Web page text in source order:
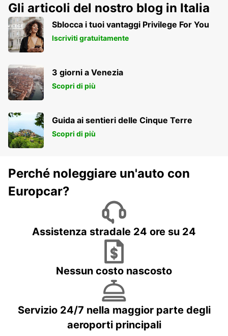
Gli articoli del nostro blog in Italia
Sblocca i tuoi vantaggi Privilege For You
Iscriviti gratuitamente
3 giorni a Venezia
Scopri di più
Guida ai sentieri delle Cinque Terre
Scopri di più
Perché noleggiare un'auto con
Europcar?
Assistenza stradale 24 ore su 24
Nessun costo nascosto
Servizio 24/7 nella maggior parte degli
aeroporti principali